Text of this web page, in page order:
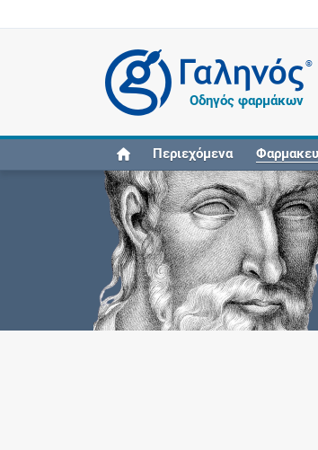
®
Οδηγός φαρμάκων
Περιεχόμενα